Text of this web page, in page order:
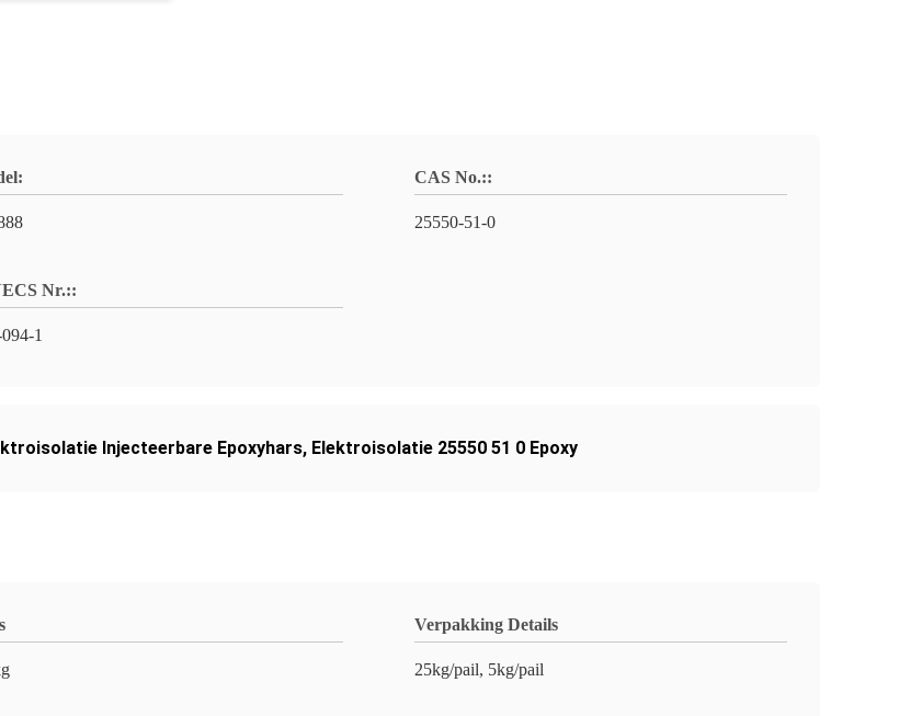
CAS No.::
25550-51-0
Nr.::
1
Injecteerbare Epoxyhars, Elektroisolatie 25550 51 0 Epoxy
Verpakking Details
25kg/pail, 5kg/pail